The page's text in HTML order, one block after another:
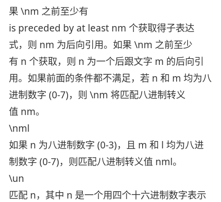
果 \nm 之前至少有
is preceded by at least nm 个获取得子表达
式，则 nm 为后向引用。如果 \nm 之前至少
有 n 个获取，则 n 为一个后跟文字 m 的后向引
用。如果前面的条件都不满足，若 n 和 m 均为八
进制数字 (0-7)，则 \nm 将匹配八进制转义
值 nm。
\nml
如果 n 为八进制数字 (0-3)，且 m 和 l 均为八进
制数字 (0-7)，则匹配八进制转义值 nml。
\un
匹配 n，其中 n 是一个用四个十六进制数字表示